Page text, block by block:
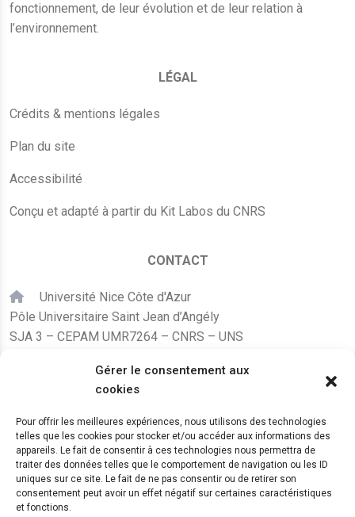
Gérer le consentement aux
cookies
Pour offrir les meilleures expériences, nous utilisons des technologies
telles que les cookies pour stocker et/ou accéder aux informations des
appareils. Le fait de consentir à ces technologies nous permettra de
traiter des données telles que le comportement de navigation ou les ID
uniques sur ce site. Le fait de ne pas consentir ou de retirer son
consentement peut avoir un effet négatif sur certaines caractéristiques
et fonctions.
fonctionnement, de leur évolution et de leur relation à
l’environnement.
LÉGAL
Crédits & mentions légales
Plan du site
Accessibilité
Conçu et adapté à partir du Kit Labos du CNRS
CONTACT
Université Nice Côte d'Azur
Pôle Universitaire Saint Jean d’Angély
SJA 3 – CEPAM UMR7264 – CNRS – UNS
+33 (0)4 89 15 24 08
LE CEPAM EST HÉBERGÉ PAR